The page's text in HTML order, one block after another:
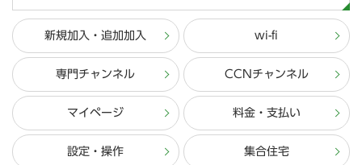
新規加入・追加加入 wi-fi
専門チャンネル CCNチャンネル
マイページ 料金・支払い
設定・操作 集合住宅